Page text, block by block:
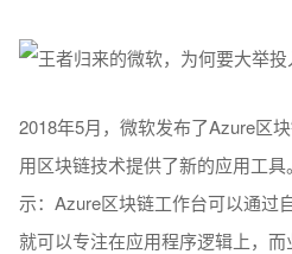
2018年5月，微软发布了Azure区
用区块链技术提供了新的应用工
示：Azure区块链工作台可以通过
就可以专注在应用程序逻辑上，